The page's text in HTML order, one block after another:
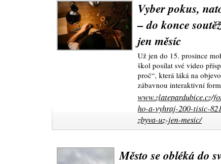
Vyber pokus,
– do konce
jen měsíc
Už jen do 15. prosince
škol posílat své video
proč“, která láká na
zábavnou interaktivní
www.zlatepardubice.cz/
ho-a-vyhraj-200-tisic-
zbyva-uz-jen-mesic/
Město se obléká do